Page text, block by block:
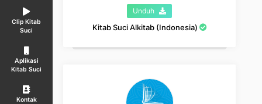
Clip Kitab
Suci
Aplikasi
Kitab Suci
Kontak
Unduh
Kitab Suci Alkitab (Indonesia)